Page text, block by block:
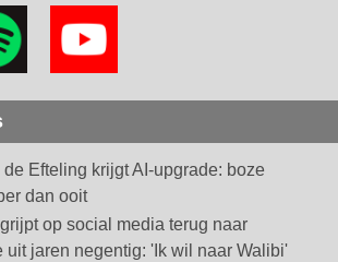
Efteling krijgt AI-upgrade: boze
dan ooit
op social media terug naar
uit jaren negentig: 'Ik wil naar Walibi'